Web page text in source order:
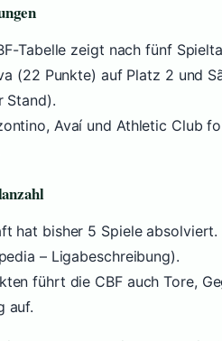
Tabelle zeigt nach fünf
(22 Punkte) auf Platz 2 und
Stand).
Avaí und Athletic Club
hat bisher 5 Spiele
– Ligabeschreibung).
führt die CBF auch Tore,
auf.